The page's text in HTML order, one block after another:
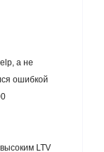
а не
ошибкой
LTV